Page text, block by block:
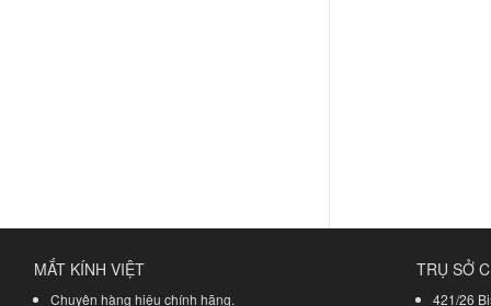
MẮT KÍNH VIỆT
Chuyên hàng hiệu chính hãng.
TRỤ SỞ
421/26